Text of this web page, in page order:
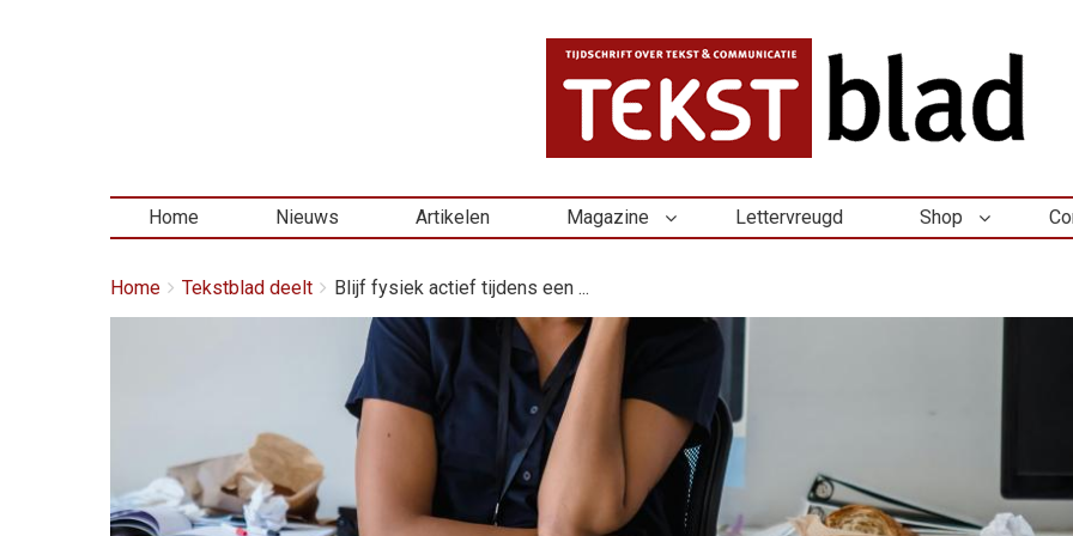
Home Nieuws Artikelen Magazine Lettervreugd Shop
Kruimelpad
You
Home Tekstblad deelt
Blijf fysiek actief tijdens een ...